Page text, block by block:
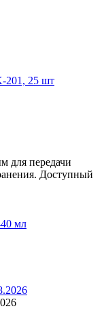
201, 25 шт
для передачи
Доступный
мл